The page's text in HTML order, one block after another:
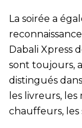
La soirée a
Dabali Xpress
sont toujours,
distingués
les livreurs, les
chauffeurs, les